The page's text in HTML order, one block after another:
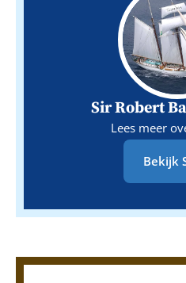
Sir Robert
Lees meer
Bekijk